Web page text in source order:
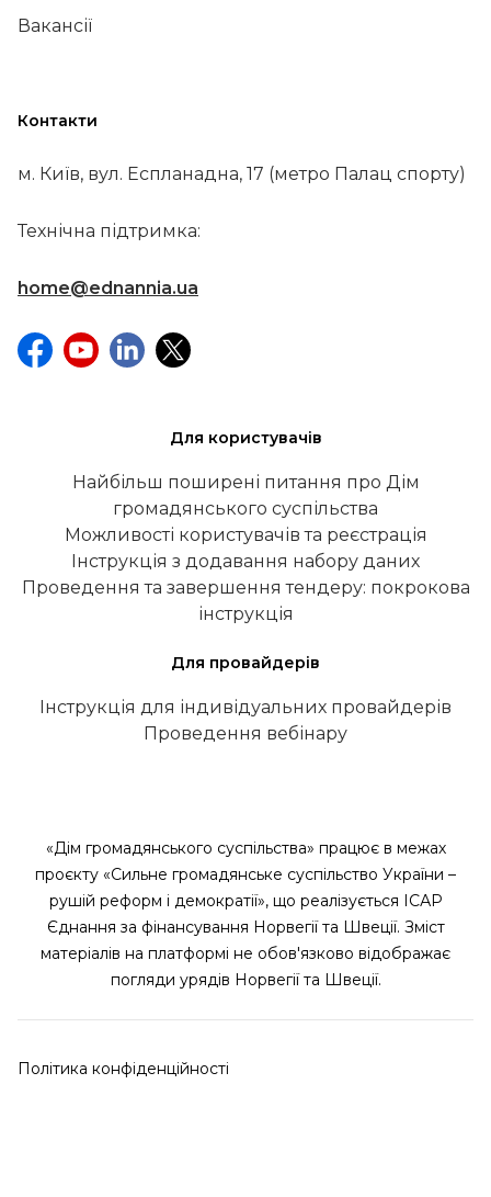
Вакансії
Контакти
м. Київ, вул. Еспланадна, 17 (метро Палац спорту)
Технічна підтримка:
home@ednannia.ua
Для користувачів
Найбільш поширені питання про Дім
громадянського суспільства
Можливості користувачів та реєстрація
Інструкція з додавання набору даних
Проведення та завершення тендеру: покрокова
інструкція
Для провайдерів
Інструкція для індивідуальних провайдерів
Проведення вебінару
«Дім громадянського суспільства» працює в межах
проєкту «Сильне громадянське суспільство України –
рушій реформ і демократії», що реалізується ІСАР
Єднання за фінансування Норвегії та Швеції. Зміст
матеріалів на платформі не обов'язково відображає
погляди урядів Норвегії та Швеції.
Політика конфіденційності